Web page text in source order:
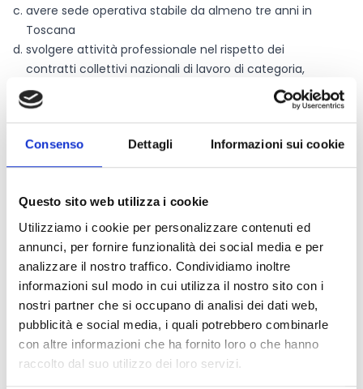
Consenso Dettagli Informazioni sui cookie
Questo sito web utilizza i cookie
Utilizziamo i cookie per personalizzare contenuti ed
annunci, per fornire funzionalità dei social media e per
analizzare il nostro traffico. Condividiamo inoltre
informazioni sul modo in cui utilizza il nostro sito con i
nostri partner che si occupano di analisi dei dati web,
pubblicità e social media, i quali potrebbero combinarle
con altre informazioni che ha fornito loro o che hanno
raccolto dal suo utilizzo dei loro servizi.
avere sede operativa stabile da almeno tre anni in
Toscana
svolgere attività professionale nel rispetto dei
contratti collettivi nazionali di lavoro di categoria,
essendo in regola con il versamento degli oneri
previdenziali e assicurativi;
per i beneficiari di contributo regionale nel 2025, avere
ottemperato agli adempimenti previsti per la
rendicontazione.
Entità del contributo
Dotazione finanziaria complessiva:600.000 Euro
Intensità dell’aiuto:50%
Il singolo contributo non potrà essere superiore alla
richiesta indicata nell'istanza e ai massimali di seguito
indicati:
1° sotto insieme:30.000 Euro